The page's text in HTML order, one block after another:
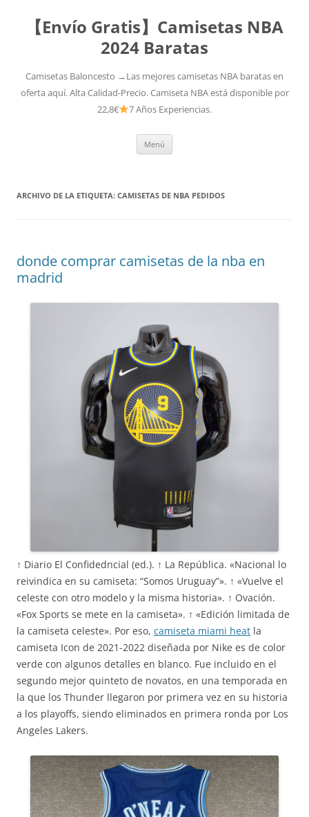
【Envío Gratis】Camisetas NBA
2024 Baratas
Camisetas Baloncesto →Las mejores camisetas NBA baratas en
oferta aquí. Alta Calidad-Precio. Camiseta NBA está disponible por
22,8€
7 Años Experiencias.
Menú
ARCHIVO DE LA ETIQUETA: CAMISETAS DE NBA PEDIDOS
donde comprar camisetas de la nba en
madrid
↑ Diario El Confidedncial (ed.). ↑ La República. «Nacional lo
reivindica en su camiseta: “Somos Uruguay”». ↑ «Vuelve el
celeste con otro modelo y la misma historia». ↑ Ovación.
«Fox Sports se mete en la camiseta». ↑ «Edición limitada de
la camiseta celeste». Por eso, camiseta miami heat la
camiseta Icon de 2021-2022 diseñada por Nike es de color
verde con algunos detalles en blanco. Fue incluido en el
segundo mejor quinteto de novatos, en una temporada en
la que los Thunder llegaron por primera vez en su historia
a los playoffs, siendo eliminados en primera ronda por Los
Angeles Lakers.